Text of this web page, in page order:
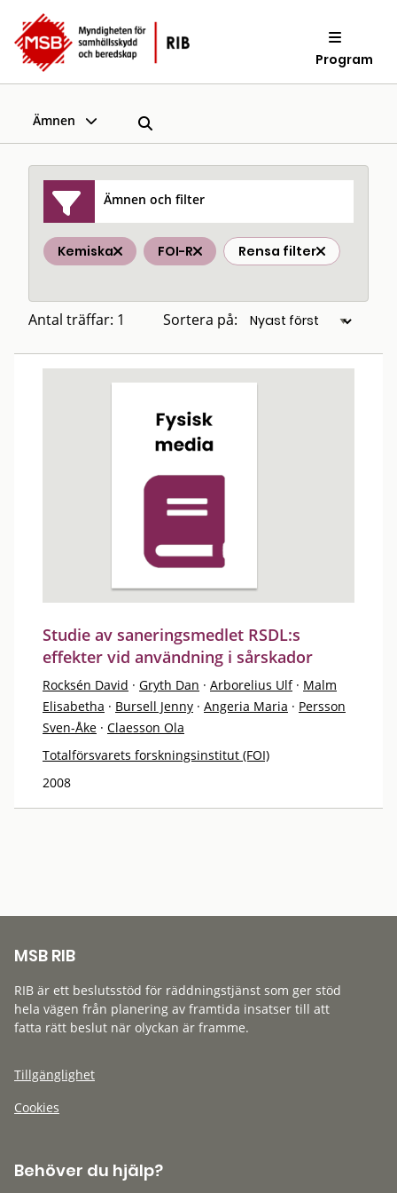
Program
Ämnen
Ämnen och filter
Kemiska FOI-R Rensa filter
Antal träffar: 1 Sortera på:
Studie av saneringsmedlet RSDL:s
effekter vid användning i sårskador
Rocksén David · Gryth Dan · Arborelius Ulf · Malm
Elisabetha · Bursell Jenny · Angeria Maria · Persson
Sven-Åke · Claesson Ola
Totalförsvarets forskningsinstitut (FOI)
2008
MSB RIB
RIB är ett beslutsstöd för räddningstjänst som ger stöd
hela vägen från planering av framtida insatser till att
fatta rätt beslut när olyckan är framme.
Tillgänglighet
Cookies
Behöver du hjälp?